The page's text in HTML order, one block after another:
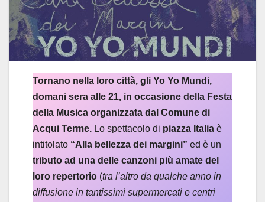
Tornano nella loro città, gli Yo Yo Mundi,
domani sera alle 21, in occasione della Festa
della Musica organizzata dal Comune di
Acqui Terme. Lo spettacolo di piazza Italia è
intitolato “Alla bellezza dei margini” ed è un
tributo ad una delle canzoni più amate del
loro repertorio (tra l’altro da qualche anno in
diffusione in tantissimi supermercati e centri